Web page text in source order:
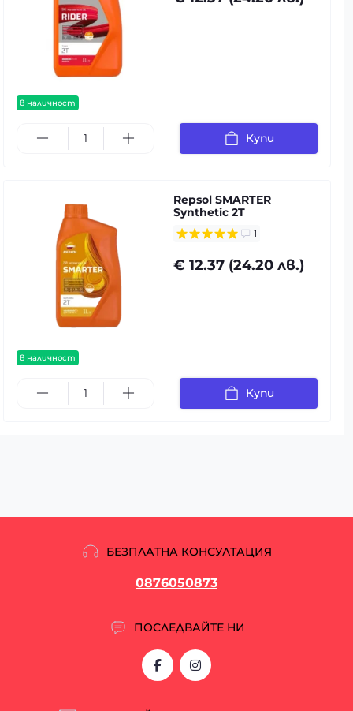
в наличност
Купи
в наличност
Repsol SMARTER
Synthetic 2T
1
€ 12.37 (24.20 лв.)
Купи
БЕЗПЛАТНА КОНСУЛТАЦИЯ
0876050873
ПОСЛЕДВАЙТЕ НИ